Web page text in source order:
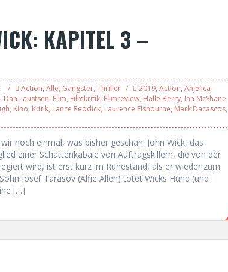
KAPITEL 3 –
Action, Alle, Gangster, Thriller 2019, Action, Anjelica
, Dan Laustsen, Film, Filmkritik, Filmreview, Halle Berry, Ian McShane,
, Kino, Kritik, Lance Reddick, Laurence Fishburne, Mark Dacascos,
noch einmal, was bisher geschah: John Wick, das
einer Schattenkabale von Auftragskillern, die von der
wird, ist erst kurz im Ruhestand, als er wieder zum
Iosef Tarasov (Alfie Allen) tötet Wicks Hund (und
[…]